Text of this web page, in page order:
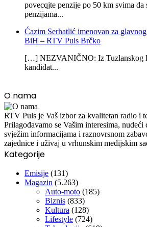
povecqjte penzije po 50 km svima da
penzijama...
Ćazim Serhatlić imenovan za
BiH – RTV Puls Brčko
[…] NEZVANIČNO: Iz Tuzlanskog
kandidat...
O nama
RTV Puls je Vaš izbor za kvalitetan radio i
Prilagođavamo se Vašim interesima,
svježim informacijama i raznovrsnom
zajednice i uživaj u vrhunskim medijskim
Kategorije
Emisije (131)
Magazin (5.263)
Auto-moto (185)
Biznis (833)
Kultura (128)
Lifestyle (724)